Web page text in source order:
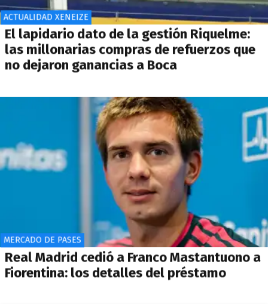
ACTUALIDAD XENEIZE
El lapidario dato de la gestión Riquelme:
las millonarias compras de refuerzos que
no dejaron ganancias a Boca
MERCADO DE PASES
Real Madrid cedió a Franco Mastantuono a
Fiorentina: los detalles del préstamo